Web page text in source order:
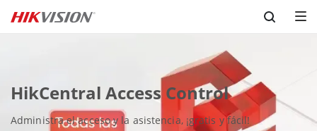
Skip to content
HikCentral Access Control
Administra el acceso y la asistencia, ¡gratis y fácil!